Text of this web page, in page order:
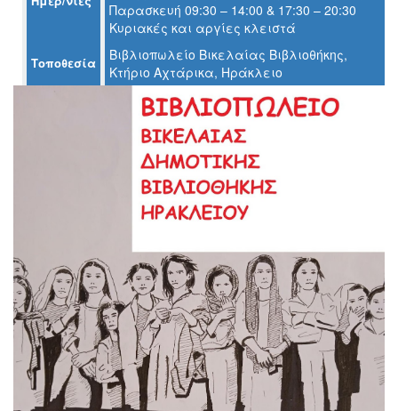
Παρασκευή 09:30 – 14:00 & 17:30 – 20:30
Κυριακές και αργίες κλειστά
Τοποθεσία
Βιβλιοπωλείο Βικελαίας Βιβλιοθήκης,
Κτήριο Αχτάρικα, Ηράκλειο